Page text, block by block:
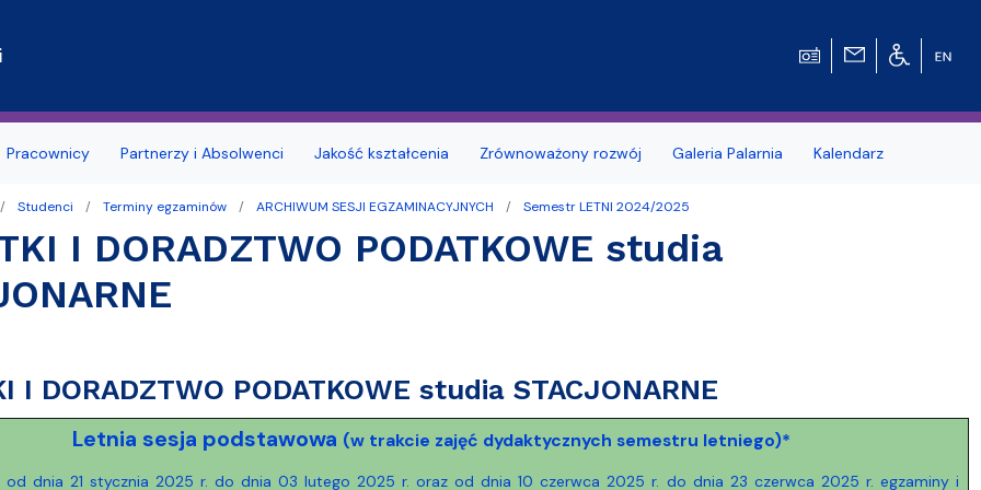
Dziekana
Wydział dla osób z niepełnosprawnościami
Baza noclegowa Wydziału
(ProUG)
Przydatne informacje
1. roku
praktyk, stażu i
Opłaty za studia
FAQ - Najczęściej Zadawane Pytania
Terminy konsultacji wykładowców
Regulamin studiów
Erasmus+
Zagraniczna wymiana studencka - umowy
Kodeks etyki studenta UG
Kursy e-learningowe języka angielskiego
obcegorozpraw doktorskich
i tytuły naukowe
poza Wydziałem –
Pracownicy
UG Mestwin
Partnerzy i Absolwenci
Association of Law Schools (IALS)
Faculties Association (ELFA)
Jakość kształcenia Zrównoważony rozwój Galeria Palarnia Kalendarz
Studenci Terminy egzaminów ARCHIWUM SESJI EGZAMINACYJNYCH Semestr LETNI 2024/2025
I DORADZTWO PODATKOWE studia
I DORADZTWO PODATKOWE studia STACJONARNE
Letnia sesja podstawowa (w trakcie zajęć dydaktycznych semestru letniego)*
dnia 21 stycznia 2025 r. do dnia 03 lutego 2025 r. oraz od dnia 10 czerwca 2025 r. do dnia 23 czerwca 2025 r. egzaminy i